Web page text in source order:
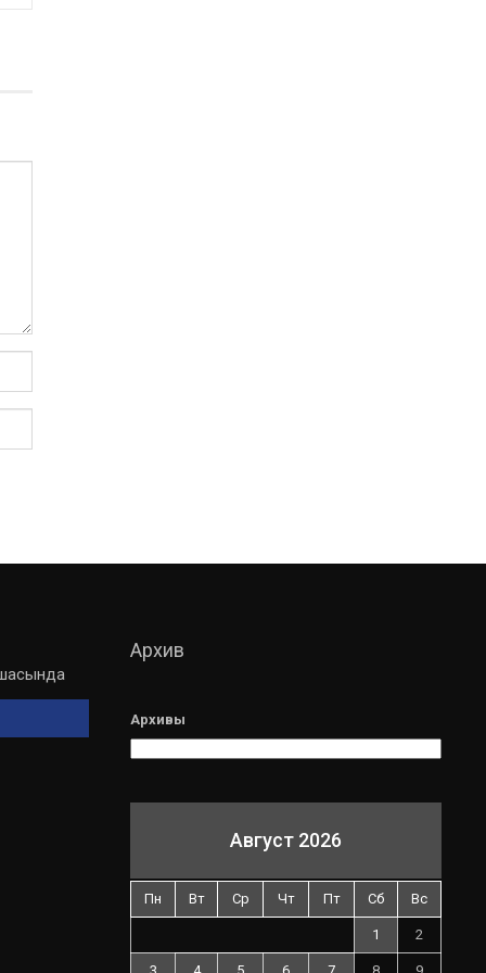
Архив
Архивы
Август 2026
Пн Вт Ср Чт Пт Сб Вс
1 2